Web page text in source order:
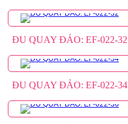
ĐU QUAY ĐẢO: EF-022-32
ĐU QUAY ĐẢO: EF-022-34